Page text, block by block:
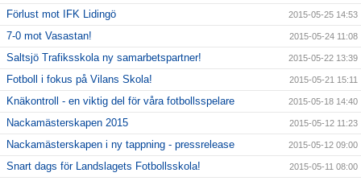
Förlust mot IFK Lidingö 2015-05-25 14:53
7-0 mot Vasastan! 2015-05-24 11:08
Saltsjö Trafiksskola ny samarbetspartner! 2015-05-22 13:39
Fotboll i fokus på Vilans Skola! 2015-05-21 15:11
Knäkontroll - en viktig del för våra fotbollsspelare 2015-05-18 14:40
Nackamästerskapen 2015 2015-05-12 11:23
Nackamästerskapen i ny tappning - pressrelease 2015-05-12 09:00
Snart dags för Landslagets Fotbollsskola! 2015-05-11 08:00